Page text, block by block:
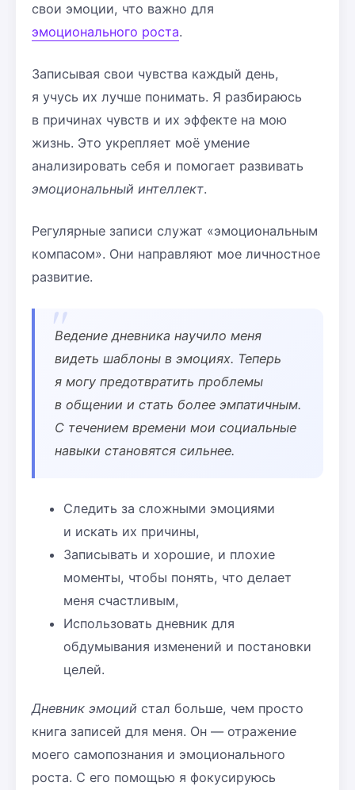
свои эмоции, что важно для
эмоционального роста.
Записывая свои чувства каждый день,
я учусь их лучше понимать. Я разбираюсь
в причинах чувств и их эффекте на мою
жизнь. Это укрепляет моё умение
анализировать себя и помогает развивать
эмоциональный интеллект.
Регулярные записи служат «эмоциональным
компасом». Они направляют мое личностное
развитие.
Ведение дневника научило меня
видеть шаблоны в эмоциях. Теперь
я могу предотвратить проблемы
в общении и стать более эмпатичным.
С течением времени мои социальные
навыки становятся сильнее.
Следить за сложными эмоциями
и искать их причины,
Записывать и хорошие, и плохие
моменты, чтобы понять, что делает
меня счастливым,
Использовать дневник для
обдумывания изменений и постановки
целей.
Дневник эмоций стал больше, чем просто
книга записей для меня. Он — отражение
моего самопознания и эмоционального
роста. С его помощью я фокусируюсь